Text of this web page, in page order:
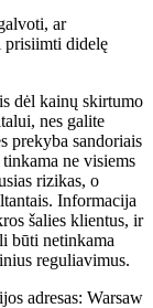
ar
prisiimti didelę
dėl kainų skirtumo
nes galite
prekyba sandoriais
ne visiems
rizikas, o
Informacija
šalies klientus, ir
būti netinkama
reguliavimus.
adresas: Warsaw